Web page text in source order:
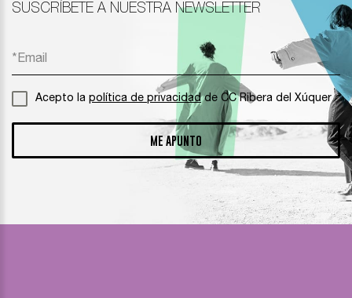
SUSCRÍBETE A NUESTRA NEWSLETTER
Acepto la política de privacidadde CC Ribera del Xúquer
ME APUNTO